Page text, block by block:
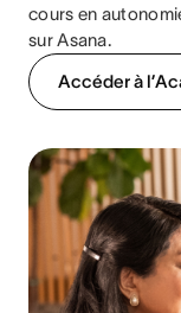
cours en
sur Asana.
Accéder à